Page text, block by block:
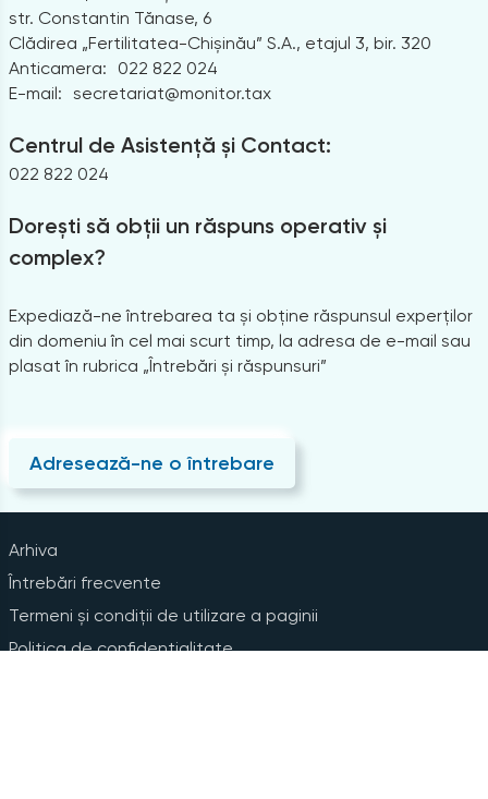
str. Constantin Tănase, 6
Clădirea „Fertilitatea-Chișinău” S.A., etajul 3, bir. 320
Anticamera:
022 822 024
E-mail: secretariat@monitor.tax
Centrul de Asistență și Contact:
022 822 024
Dorești să obții un răspuns operativ și
complex?
Expediază-ne întrebarea ta și obține răspunsul experților
din domeniu în cel mai scurt timp, la adresa de e-mail sau
plasat în rubrica „Întrebări și răspunsuri”
Adresează-ne o întrebare
Arhiva
Întrebări frecvente
Termeni și condiții de utilizare a paginii
Politica de confidențialitate